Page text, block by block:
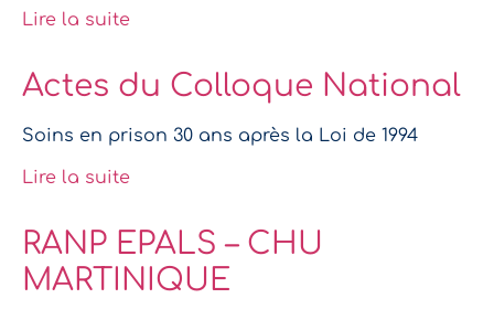
Lire la suite
Actes du Colloque National
Soins en prison 30 ans après la Loi de 1994
Lire la suite
RANP EPALS – CHU
MARTINIQUE